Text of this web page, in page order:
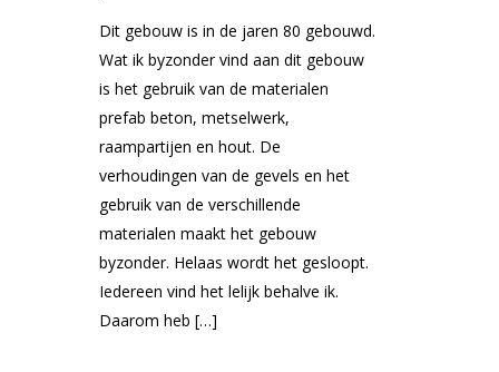
Dit gebouw is in de jaren 80 gebouwd.
Wat ik byzonder vind aan dit gebouw
is het gebruik van de materialen
prefab beton, metselwerk,
raampartijen en hout. De
verhoudingen van de gevels en het
gebruik van de verschillende
materialen maakt het gebouw
byzonder. Helaas wordt het gesloopt.
Iedereen vind het lelijk behalve ik.
Daarom heb […]